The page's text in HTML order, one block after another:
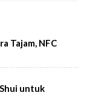
Tajam, NFC
untuk